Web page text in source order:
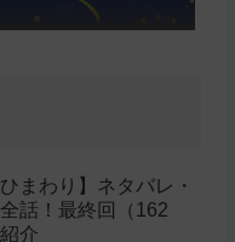
まわり】ネタバレ・
話！最終回（162
介